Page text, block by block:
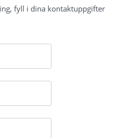
fyll i dina kontaktuppgifter